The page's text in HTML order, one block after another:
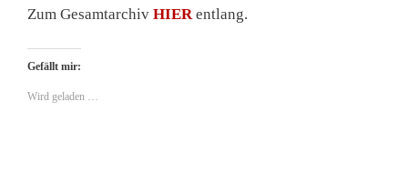
Zum Gesamtarchiv HIERentlang.
Gefällt mir:
Wird geladen …